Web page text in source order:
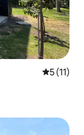
5 (11)